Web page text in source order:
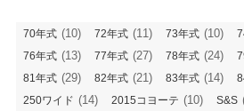
70年式 (10) 72年式 (11) 73年式 (10)
76年式 (13) 77年式 (27) 78年式 (24)
81年式 (29) 82年式 (21) 83年式 (14)
250ワイド (14) 2015コヨーテ (10) S&S